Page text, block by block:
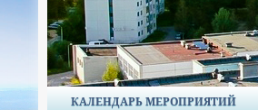
КАЛЕНДАРЬ МЕРОПРИЯТИЙ